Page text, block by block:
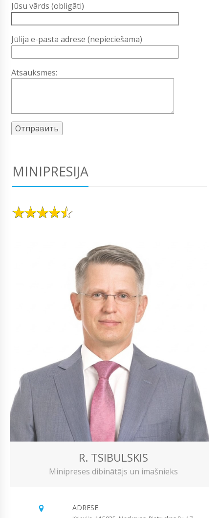
Jūsu vārds (obligāti)
Jūlija e-pasta adrese (nepieciešama)
Atsauksmes:
MINIPRESIJA
R. TSIBULSKIS
Minipreses dibinātājs un imašnieks
ADRESE